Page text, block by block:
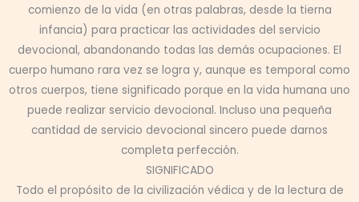
comienzo de la vida (en otras palabras, desde la tierna
infancia) para practicar las actividades del servicio
devocional, abandonando todas las demás ocupaciones. El
cuerpo humano rara vez se logra y, aunque es temporal como
otros cuerpos, tiene significado porque en la vida humana uno
puede realizar servicio devocional. Incluso una pequeña
cantidad de servicio devocional sincero puede darnos
completa perfección.
SIGNIFICADO
Todo el propósito de la civilización védica y de la lectura de